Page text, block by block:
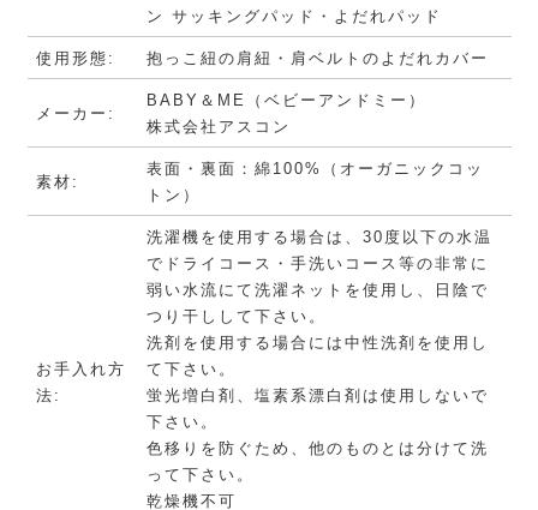
ン サッキングパッド・よだれパッド
使用形態: 抱っこ紐の肩紐・肩ベルトのよだれカバー
メーカー:
BABY＆ME（ベビーアンドミー）
株式会社アスコン
素材:
表面・裏面：綿100%（オーガニックコッ
トン）
お手入れ方
法:
洗濯機を使用する場合は、30度以下の水温
でドライコース・手洗いコース等の非常に
弱い水流にて洗濯ネットを使用し、日陰で
つり干しして下さい。
洗剤を使用する場合には中性洗剤を使用し
て下さい。
蛍光増白剤、塩素系漂白剤は使用しないで
下さい。
色移りを防ぐため、他のものとは分けて洗
って下さい。
乾燥機不可